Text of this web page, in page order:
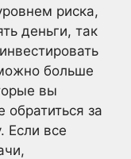
риска,
деньги, так
больше
вы
обратиться за
Если все